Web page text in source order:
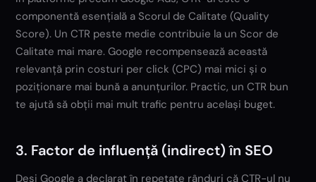
componentă esențială a Scorul de Calitate (Quality
Score). Un CTR peste medie contribuie la un Scor de
Calitate mai mare. Google recompensează această
relevanță prin costuri per click (CPC) mai mici și o
poziționare mai bună a anunțurilor. Practic, un CTR bun
te ajută să obții mai mult trafic pentru același buget.
3. Factor de influență (indirect) în SEO
Deși Google a declarat în repetate rânduri că CTR-ul nu